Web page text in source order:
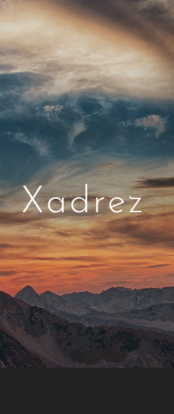
Xadrez